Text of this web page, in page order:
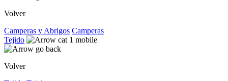
Volver
Camperas y Abrigos Camperas
Tejido
Volver